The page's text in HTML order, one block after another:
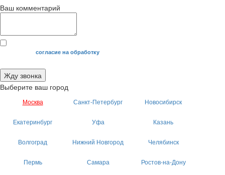
Ваш комментарий
Я даю своесогласие на обработку
Жду звонка
Выберите ваш город
Москва Санкт-Петербург Новосибирск
Екатеринбург Уфа Казань
Волгоград Нижний Новгород Челябинск
Пермь Самара Ростов-на-Дону